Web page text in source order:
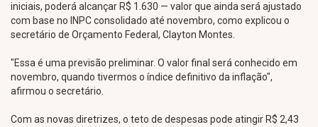
iniciais, poderá alcançar R$ 1.630 — valor que ainda será ajustado
com base no INPC consolidado até novembro, como explicou o
secretário de Orçamento Federal, Clayton Montes.
"Essa é uma previsão preliminar. O valor final será conhecido em
novembro, quando tivermos o índice definitivo da inflação",
afirmou o secretário.
Com as novas diretrizes, o teto de despesas pode atingir R$ 2,43